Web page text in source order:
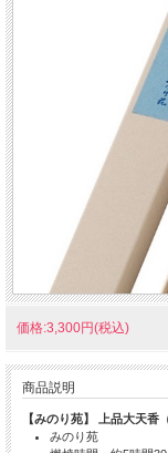
価格:3,300円(税込)
商品説明
【みのり苑】 上品大天
みのり苑